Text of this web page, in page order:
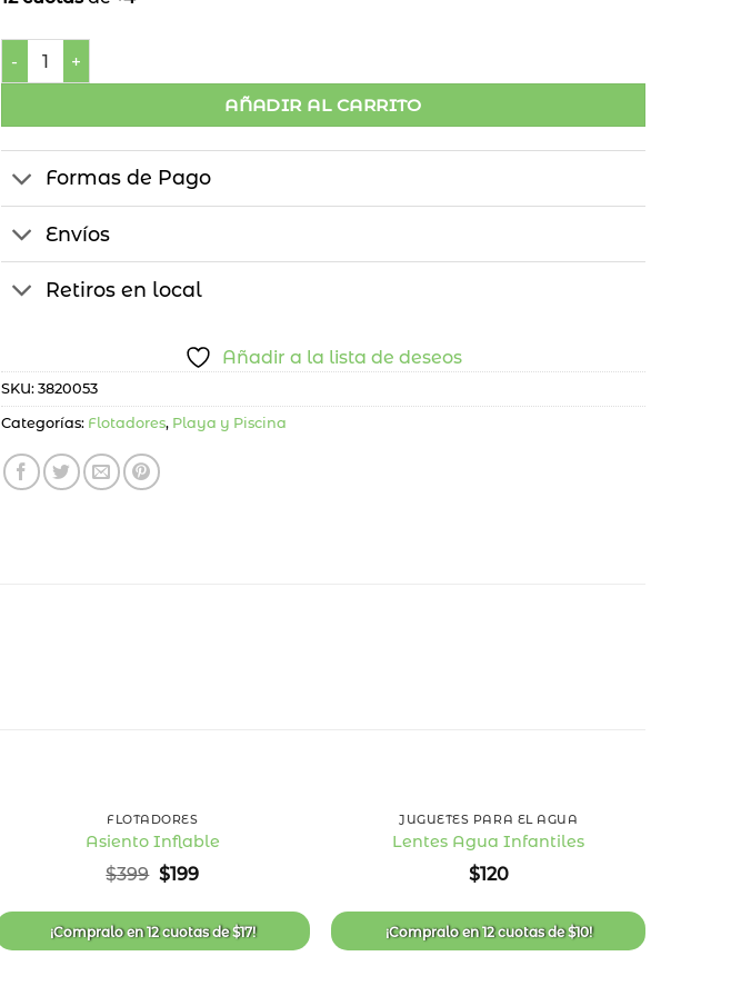
Bracitos Flotadores Bajo Del Mar cantidad
AÑADIR AL CARRITO
Formas de Pago
Envíos
Retiros en local
Añadir a la lista de deseos
SKU: 3820053
Categorías: Flotadores, Playa y Piscina
de
deseos
FLOTADORES
Asiento Inflable
$399 El
original
era:
$399.
$199El
actual
es:
$199.
¡Compralo en12 cuotasde$17!
de
deseos
JUGUETES PARA EL AGUA
Lentes Agua Infantiles
$120
¡Compralo en12 cuotasde$10!